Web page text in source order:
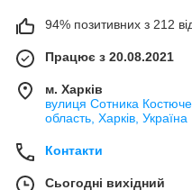
94% позитивних з 212
Працює з 20.08.2021
м. Харків
вулиця Сотника
область, Харків, Україна
Контакти
Сьогодні вихідний